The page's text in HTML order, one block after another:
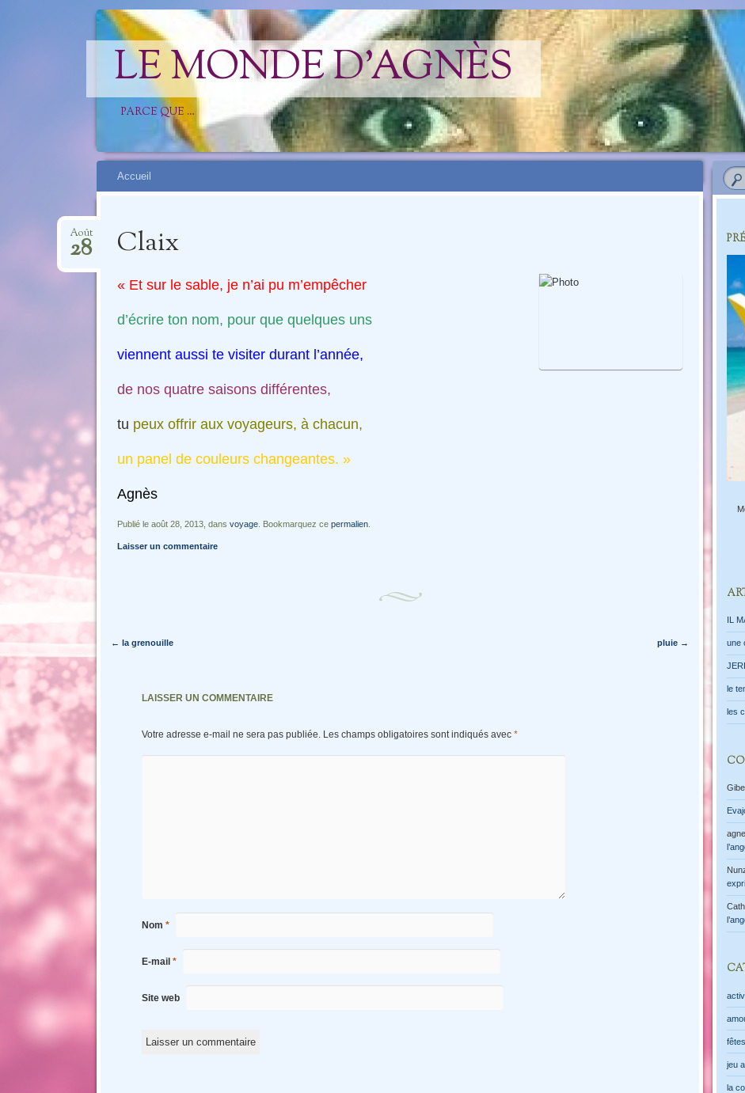
LE MONDE D'AGNÈS
PARCE QUE …
Aller
Accueil
Claix
Août
28
« Et sur le sable, je n’ai pu m’empêcher
d’écrire ton nom, pour que quelques uns
viennent aussi te visiter durant l’année,
de nos quatre saisons différentes,
tu peux offrir aux voyageurs, à chacun,
un panel de couleurs changeantes. »
Agnès
Publié le août 28, 2013, dans voyage. Bookmarquez ce permalien.
Laisser un commentaire
Navigation des articles
← la grenouille pluie →
LAISSER UN COMMENTAIRE
Votre adresse e-mail ne sera pas publiée. Les champs obligatoires sont indiqués avec *
Nom *
E-mail *
Site web
IL
une
le
les
fêtes
jeu
la